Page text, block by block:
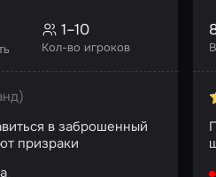
Кол-во игроков
1–10
в заброшенный
призраки